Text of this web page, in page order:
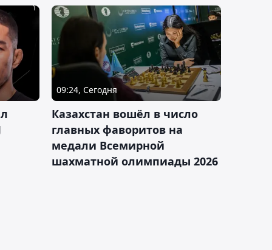
09:24, Сегодня
Казахстан вошёл в число
главных фаворитов на
медали Всемирной
шахматной олимпиады 2026